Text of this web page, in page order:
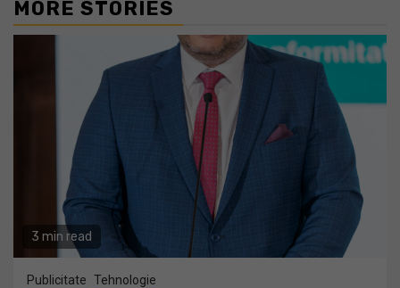
MORE STORIES
3 min read
Publicitate Tehnologie